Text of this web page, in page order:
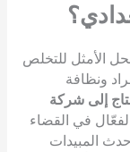
الأمثل للتخلص
ونظافة
إلى شركة
في القضاء
المبيدات